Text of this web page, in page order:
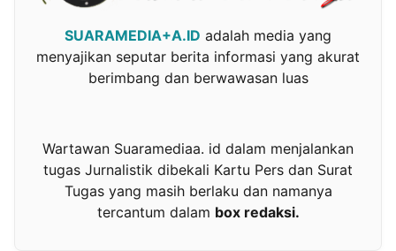
SUARAMEDIA+A.ID adalah media yang
menyajikan seputar berita informasi yang akurat
berimbang dan berwawasan luas
Wartawan Suaramediaa. id dalam menjalankan
tugas Jurnalistik dibekali Kartu Pers dan Surat
Tugas yang masih berlaku dan namanya
tercantum dalam box redaksi.